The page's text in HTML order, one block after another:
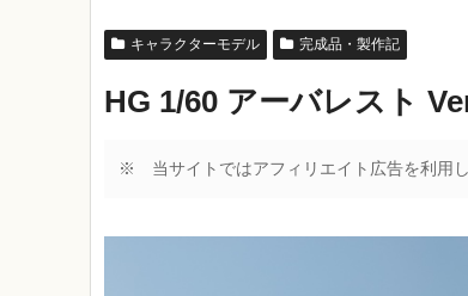
キャラクターモデル 完成品・製作記
HG 1/60 アーバレスト
※ 当サイトではアフィリエイト広告を利用し